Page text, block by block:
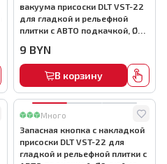
вакуума присоски DLT VST-22
для гладкой и рельефной
плитки с АВТО подкачкой, Ø9
9 BYN
В корзину
Много
Запасная кнопка с накладкой
присоски DLT VST-22 для
гладкой и рельефной плитки с